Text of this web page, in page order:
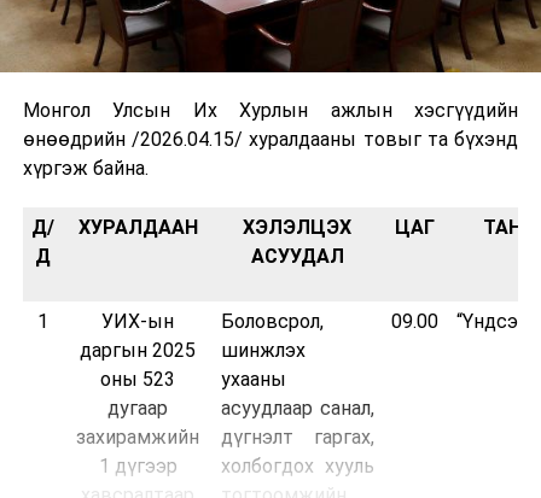
Монгол Улсын Их Хурлын ажлын хэсгүүдийн
өнөөдрийн /2026.04.15/ хуралдааны товыг та бүхэнд
хүргэж байна.
Д/
Д
ХУРАЛДААН
ХЭЛЭЛЦЭХ
АСУУДАЛ
ЦАГ
1
УИХ-ын
даргын 2025
оны 523
дугаар
захирамжийн
1 дүгээр
Боловсрол,
шинжлэх
ухааны
асуудлаар санал,
дүгнэлт гаргах,
холбогдох хууль
09.00 “Үндсэн